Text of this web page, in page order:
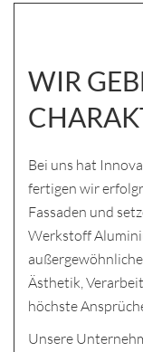
WIR
Bei uns hat
fertigen wir
Fassaden und
Werkstoff
Ästhetik,
höchste
Unsere